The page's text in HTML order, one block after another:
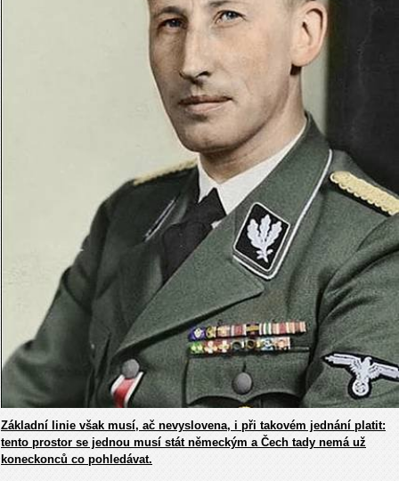
Základní linie však musí, ač nevyslovena, i při takovém jednání platit:
tento prostor se jednou musí stát německým a Čech tady nemá už
koneckonců co pohledávat.